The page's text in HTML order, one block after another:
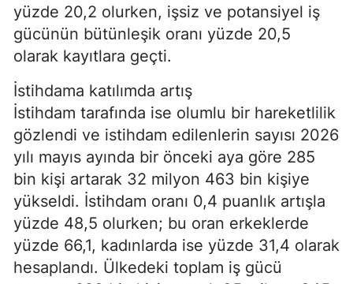
yüzde 20,2 olurken, işsiz ve potansiyel iş
gücünün bütünleşik oranı yüzde 20,5
olarak kayıtlara geçti.
İstihdama katılımda artış
İstihdam tarafında ise olumlu bir hareketlilik
gözlendi ve istihdam edilenlerin sayısı 2026
yılı mayıs ayında bir önceki aya göre 285
bin kişi artarak 32 milyon 463 bin kişiye
yükseldi. İstihdam oranı 0,4 puanlık artışla
yüzde 48,5 olurken; bu oran erkeklerde
yüzde 66,1, kadınlarda ise yüzde 31,4 olarak
hesaplandı. Ülkedeki toplam iş gücü